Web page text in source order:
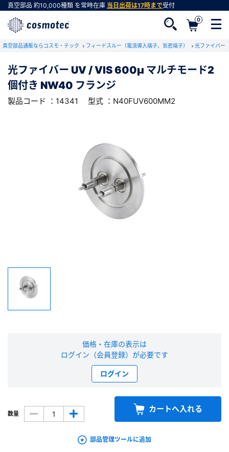
真空部品 約10,000種類 を常時在庫 当日出荷は17時まで受付
0
真空部品通販ならコスモ・テック フィードスルー（電流導入端子、気密端子） 光ファイバー
光ファイバー UV / VIS 600μ マルチモード2
個付き NW40 フランジ
製品コード ：14341 型式 ：N40FUV600MM2
価格・在庫の表示は
ログイン（会員登録）が必要です
ログイン
数量 カートへ入れる
部品管理ツールに追加
RoHS2適合報告書のダウンロード
下記製品のRoHS2適合報告書のダウンロードをします。
光ファイバー UV / VIS 600μ マルチモード2
個付き NW40 フランジ
型式 ：N40FUV600MM2 製品コード ：14341
ダウンロードする
会員登録がお済みでない方
会員登録をすれば、便利な機能がご利用いただけ
があります。また当社の判断によりお断りする場合があります。
ログイン
お問い合わせページ